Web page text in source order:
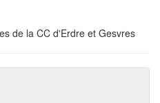
de la CC d'Erdre et Gesvres